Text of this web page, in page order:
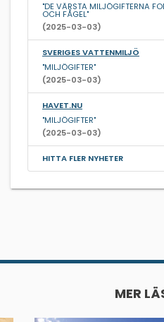
"DE VÄRSTA MILJÖGIFTERNA
OCH FÅGEL"
(2025-03-03)
SVERIGES VATTENMILJÖ
"MILJÖGIFTER"
(2025-03-03)
HAVET.NU
"MILJÖGIFTER"
(2025-03-03)
HITTA FLER NYHETER
MER